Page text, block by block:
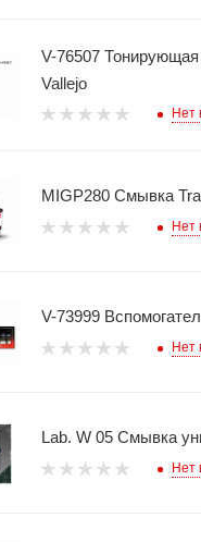
V-76507
Vallejo
Нет
MIGP280 Смывка
Нет
V-73999
Нет
Lab. W 05 Смывка
Нет